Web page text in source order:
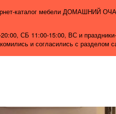
каталог мебели ДОМАШНИЙ
СБ 11:00-15:00, ВС и
и согласились с